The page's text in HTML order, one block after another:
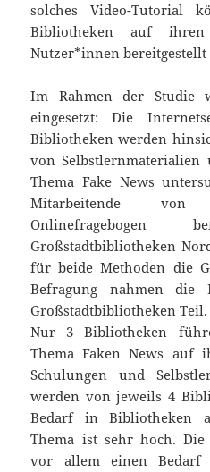
solches Video-Tutorial
Bibliotheken auf
Nutzer*innen bereitgestellt
Im Rahmen der Studie
eingesetzt: Die
Bibliotheken werden
von
Thema Fake News
Mitarbeitende
Großstadtbibliotheken
für beide Methoden die
Befragung nahmen die
Großstadtbibliotheken Teil.
Nur 3 Bibliotheken
Thema Faken News auf
Schulungen und
werden von jeweils 4
Bedarf in Bibliotheken
Thema ist sehr hoch.
vor allem einen Bedarf